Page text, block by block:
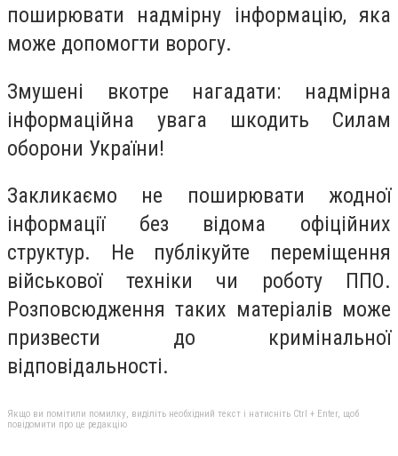
поширювати надмірну інформацію, яка
може допомогти ворогу.
Змушені вкотре нагадати: надмірна
інформаційна увага шкодить Силам
оборони України!
Закликаємо не поширювати жодної
інформації без відома офіційних
структур. Не публікуйте переміщення
військової техніки чи роботу ППО.
Розповсюдження таких матеріалів може
призвести до кримінальної
відповідальності.
Якщо ви помітили помилку, виділіть необхідний текст і натисніть Ctrl + Enter, щоб
повідомити про це редакцію